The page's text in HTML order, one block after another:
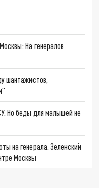
На генералов
шантажистов,
Но беды для малышей не
на генерала. Зеленский
Москвы